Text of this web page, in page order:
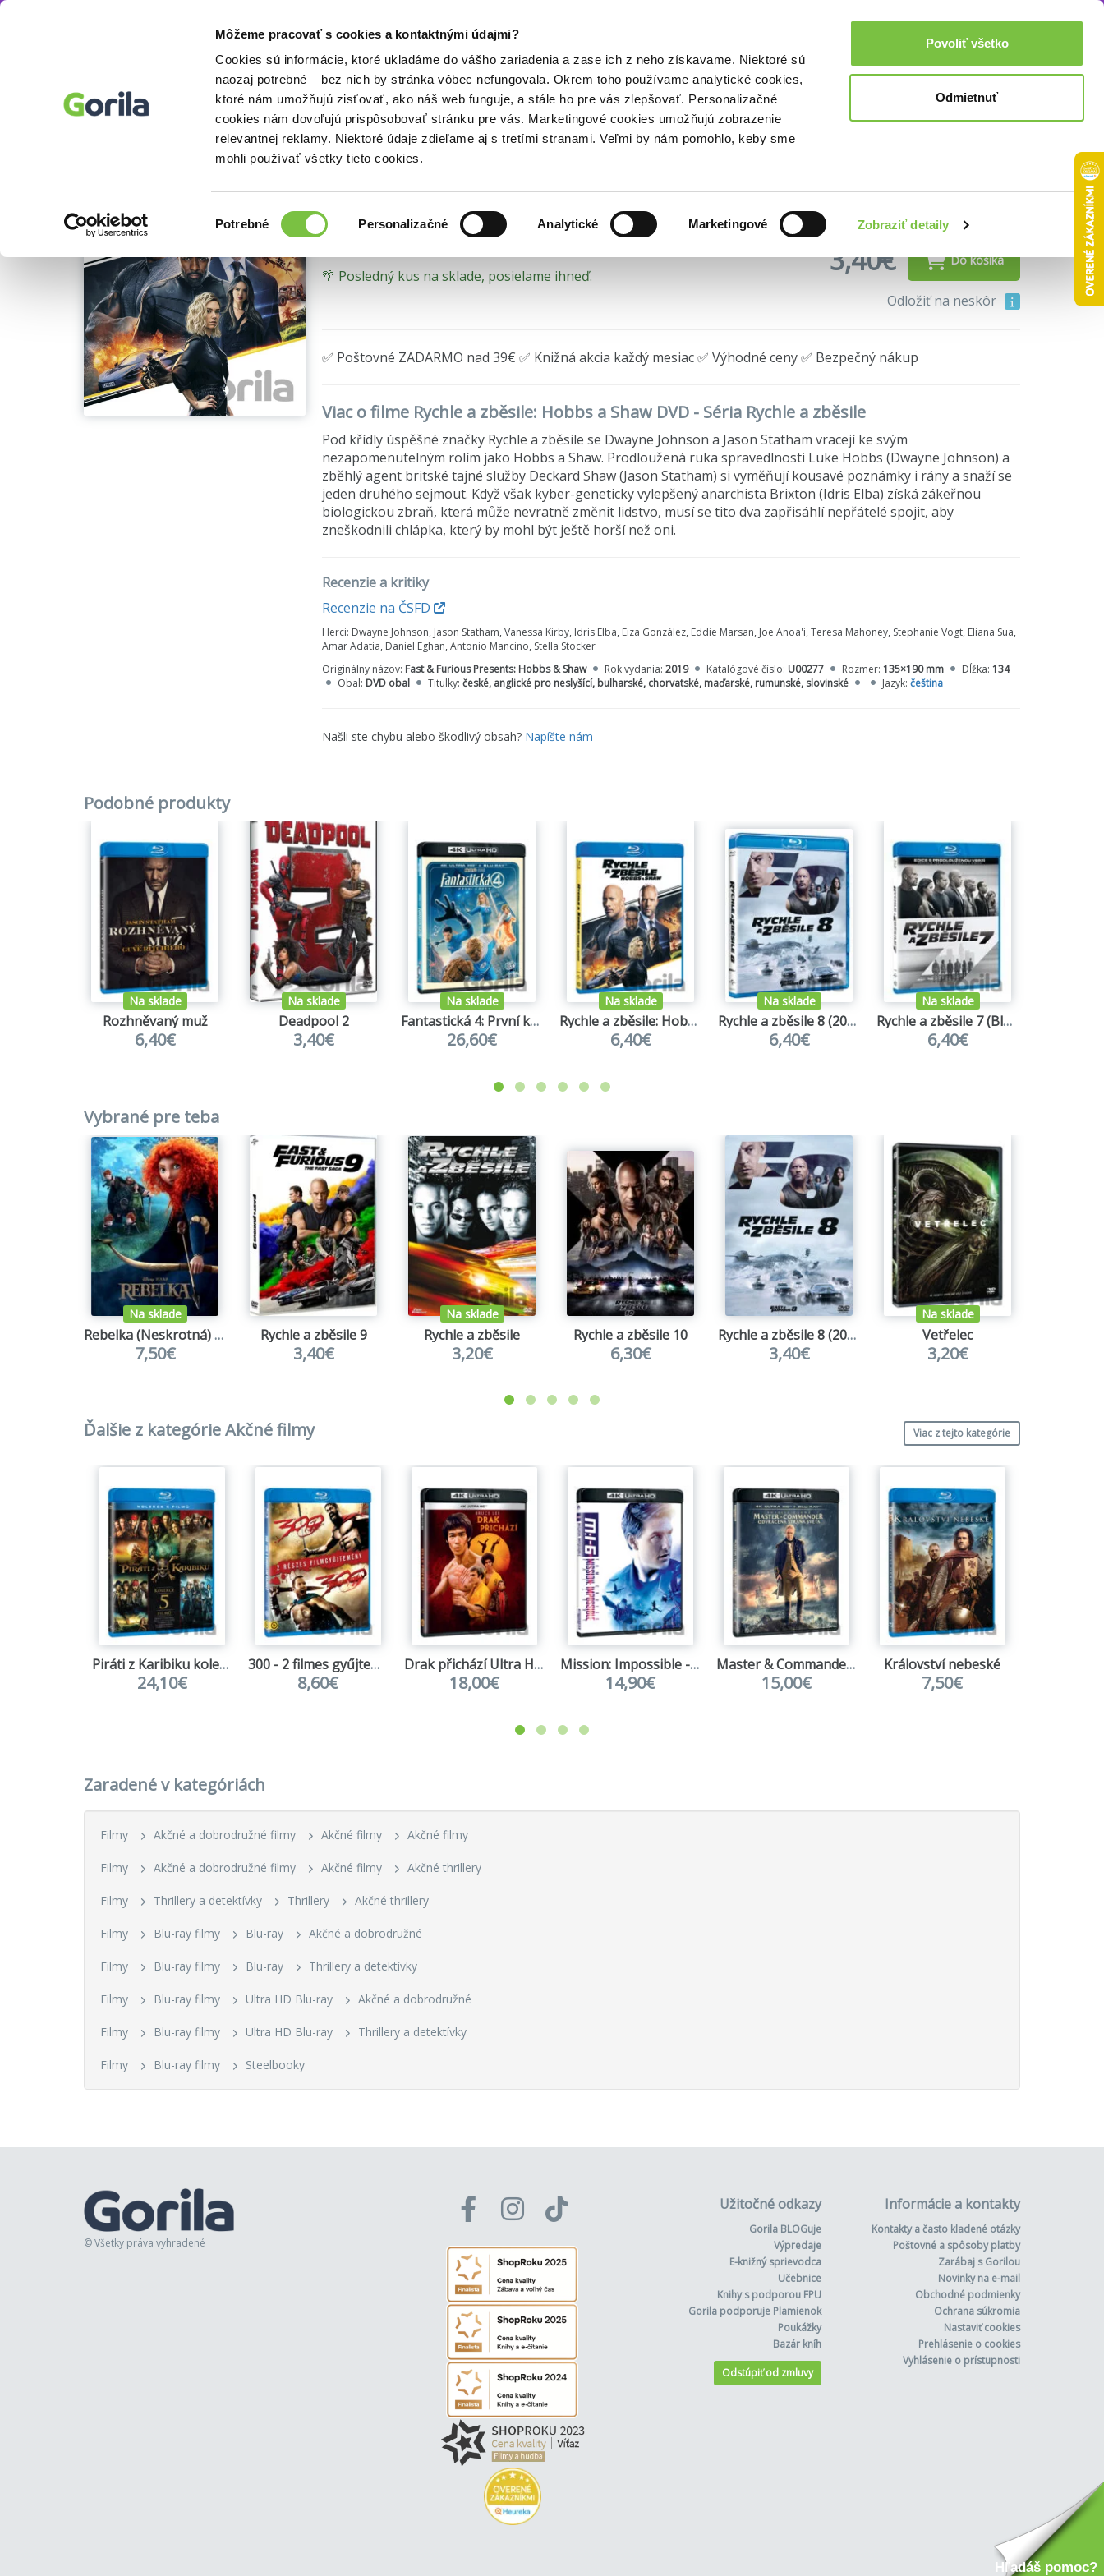
Môžeme pracovať s cookies a kontaktnými údajmi?
Cookies sú informácie, ktoré ukladáme do vášho zariadenia a zase ich z neho získavame. Niektoré sú
naozaj potrebné – bez nich by stránka vôbec nefungovala. Okrem toho používame analytické cookies,
ktoré nám umožňujú zisťovať, ako náš web funguje, a stále ho pre vás zlepšovať. Personalizačné
cookies nám dovoľujú prispôsobovať stránku pre vás. Marketingové cookies umožňujú zobrazenie
relevantnej reklamy. Niektoré údaje zdieľame aj s tretími stranami. Veľmi by nám pomohlo, keby sme
mohli používať všetky tieto cookies.
súhlasu
Potrebné Personalizačné Analytické Marketingové Zobraziť detaily
Povoliť všetko
Odmietnuť
Doplnky Prihlásenie 0,00€
Akčné a dobrodružné filmy Akčné filmy Akčné filmy Rychle a zběsile:... Akcie a zľavy
Ukážka
Blu-ray (6,40€) DVD (3,40€) Ultra HD Blu-ray (33,81€)
Rychle a zběsile: Hobbs a Shaw DVD
🌴 Posledný kus na sklade, posielame ihneď. 3,40€ Do košíka
Odložiť na neskôr
✅ Poštovné ZADARMO nad 39€ ✅ Knižná akcia každý mesiac ✅ Výhodné ceny ✅ Bezpečný nákup
Viac o filme Rychle a zběsile: Hobbs a Shaw DVD - Séria Rychle a zběsile
Pod křídly úspěšné značky Rychle a zběsile se Dwayne Johnson a Jason Statham vracejí ke svým
nezapomenutelným rolím jako Hobbs a Shaw. Prodloužená ruka spravedlnosti Luke Hobbs (Dwayne Johnson) a
zběhlý agent britské tajné služby Deckard Shaw (Jason Statham) si vyměňují kousavé poznámky i rány a snaží se
jeden druhého sejmout. Když však kyber-geneticky vylepšený anarchista Brixton (Idris Elba) získá zákeřnou
biologickou zbraň, která může nevratně změnit lidstvo, musí se tito dva zapřisáhlí nepřátelé spojit, aby
zneškodnili chlápka, který by mohl být ještě horší než oni.
Recenzie a kritiky
Recenzie na ČSFD
Herci: Dwayne Johnson, Jason Statham, Vanessa Kirby, Idris Elba, Eiza González, Eddie Marsan, Joe Anoa'i, Teresa Mahoney, Stephanie Vogt, Eliana Sua,
Amar Adatia, Daniel Eghan, Antonio Mancino, Stella Stocker
Originálny názov: Fast & Furious Presents: Hobbs & Shaw Rok vydania: 2019 Katalógové číslo: U00277 Rozmer: 135×190 mm Dĺžka: 134
Obal: DVD obal Titulky: české, anglické pro neslyšící, bulharské, chorvatské, maďarské, rumunské, slovinské Jazyk: čeština
Našli ste chybu alebo škodlivý obsah? Napíšte nám
Podobné produkty
Na sklade
Rozhněvaný muž
6,40€
Na sklade
Deadpool 2
3,40€
Na sklade
Fantastická 4: První kroky
26,60€
Na sklade
Rychle a zběsile: Hobbs a Shaw
6,40€
Na sklade
Rychle a zběsile 8 (2017 - Blu-ray)
6,40€
Na sklade
Rychle a zběsile 7 (Blu-ray)
6,40€
Vybrané pre teba
Na sklade
Rebelka (Neskrotná) (SK/CZ dabing)
7,50€
Rychle a zběsile 9
3,40€
Na sklade
Rychle a zběsile
3,20€
Rychle a zběsile 10
6,30€
Rychle a zběsile 8 (2017)
3,40€
Na sklade
Vetřelec
3,20€
Ďalšie z kategórie Akčné filmy Viac z tejto kategórie
Piráti z Karibiku kolekce 1.-5.
24,10€
300 - 2 filmes gyűjtemény 2BD (HU)
8,60€
Drak přichází Ultra HD Blu-ray
18,00€
Mission: Impossible - Fallout Ultra HD Blu-ray
14,90€
Master & Commander: Odvrácená strana světa 2BD (UHD+BD)
15,00€
Království nebeské
7,50€
Zaradené v kategóriách
Filmy Akčné a dobrodružné filmy Akčné filmy Akčné filmy
Filmy Akčné a dobrodružné filmy Akčné filmy Akčné thrillery
Filmy Thrillery a detektívky Thrillery Akčné thrillery
Filmy Blu-ray filmy Blu-ray Akčné a dobrodružné
Filmy Blu-ray filmy Blu-ray Thrillery a detektívky
Filmy Blu-ray filmy Ultra HD Blu-ray Akčné a dobrodružné
Filmy Blu-ray filmy Ultra HD Blu-ray Thrillery a detektívky
Filmy Blu-ray filmy Steelbooky
© Všetky práva vyhradené
Užitočné odkazy
Gorila BLOGuje
Výpredaje
E-knižný sprievodca
Učebnice
Knihy s podporou FPU
Gorila podporuje Plamienok
Poukážky
Bazár kníh
Odstúpiť od zmluvy
Informácie a kontakty
Kontakty a často kladené otázky
Poštovné a spôsoby platby
Zarábaj s Gorilou
Novinky na e-mail
Obchodné podmienky
Ochrana súkromia
Nastaviť cookies
Prehlásenie o cookies
Vyhlásenie o prístupnosti
Hľadáš pomoc?